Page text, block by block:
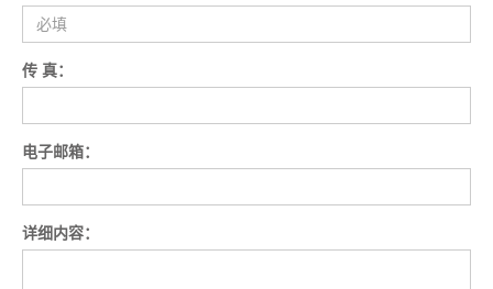
传 真：
电子邮箱：
详细内容：